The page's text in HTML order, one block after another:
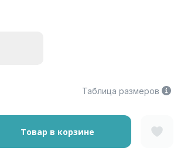
Таблица размеров
Товар в корзине